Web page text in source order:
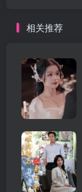
相关推荐